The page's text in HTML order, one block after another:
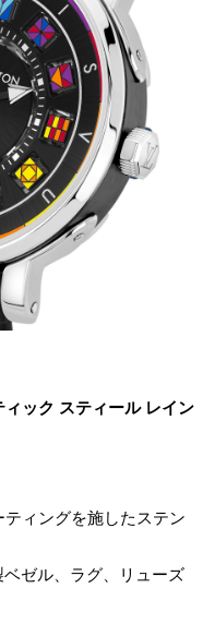
ィック スティール レイン
ィングを施したステン
ゼル、ラグ、リューズ